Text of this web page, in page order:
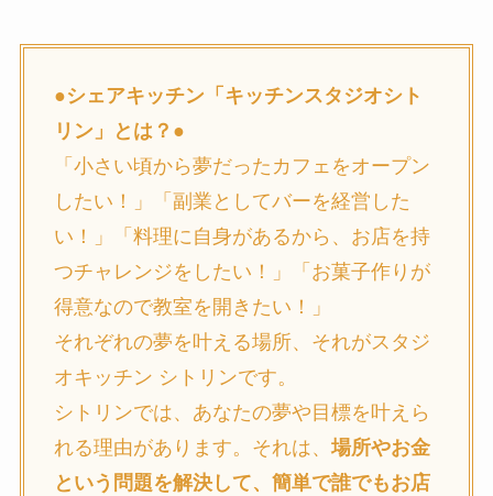
●シェアキッチン「キッチンスタジオシト
リン」とは？ ●
「小さい頃から夢だったカフェをオープン
したい！」「副業としてバーを経営した
い！」「料理に自身があるから、お店を持
つチャレンジをしたい！」「お菓子作りが
得意なので教室を開きたい！」
それぞれの夢を叶える場所、それがスタジ
オキッチン シトリンです。
シトリンでは、あなたの夢や目標を叶えら
れる理由があります。それは、場所やお金
という問題を解決して、簡単で誰でもお店